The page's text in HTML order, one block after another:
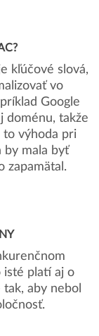
kľúčové slová,
vo
Google
doménu, takže
to výhoda pri
by mala byť
zapamätal.
isté platí aj o
aby nebol